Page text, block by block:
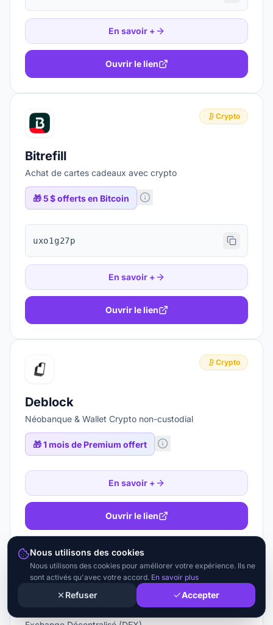
En savoir +
Ouvrir le lien
Crypto
Bitrefill
Achat de cartes cadeaux avec crypto
🎁5 $ offerts en Bitcoin
uxo1g27p
En savoir +
Ouvrir le lien
Crypto
Deblock
Néobanque & Wallet Crypto non-custodial
🎁1 mois de Premium offert
En savoir +
Ouvrir le lien
d Crypto
Nous utilisons des cookies
Nous utilisons des cookies pour améliorer votre expérience. Ils ne
sont activés qu'avec votre accord. En savoir plus
Refuser Accepter